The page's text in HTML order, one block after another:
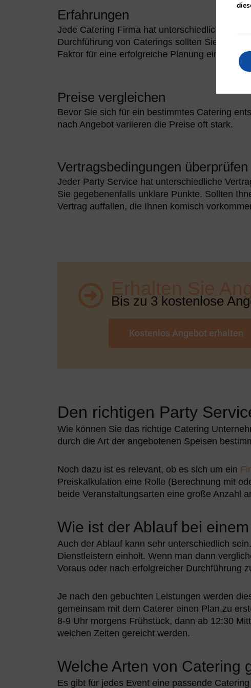
Erfahrungen
Jede Catering Firma hat unterschiedliche
Durchführung von Caterings sollten Sie beim
Faktor für eine erfolgreiche Planung eines
Preise vergleichen
Bevor Sie sich für ein bestimmtes Catering
nach Angebot variieren die Preise oft stark.
Vertragsbedingungen überprüfen
Jeder Party Service hat unterschiedliche
Sie gegebenenfalls unklare Punkte. Sollten
Vertrag auffallen, die Ihnen komisch
Erhalten Sie
Bis zu 3 kostenlose
Kostenlos Angebot erhalten
Den richtigen Party
Wie können Sie das richtige Catering
durch die Art der angebotenen Speisen
Noch dazu ist es relevant, ob es sich um ein
Preiskalkulation eine Rolle (Berechnung mit
beide Veranstaltungsarten eine große Anzahl
Wie ist der Ablauf bei
Auch der Ablauf kann sehr unterschiedlich
Dienstleistern einholt. Wenn man dann
Voraus oder nach erfolgreicher Durchführung
Je nach den gebuchten Leistungen werden
gemeinsam mit dem Caterer einen Plan zu
8-9 Uhr morgens Frühstück, dann ab 12:30
welchen Zeiten gereicht werden.
Welche Arten von Catering
Es gibt für jedes Event eine passende